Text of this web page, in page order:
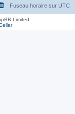
e
Fuseau horaire sur UTC
Limited